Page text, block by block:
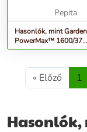
Pepita
Hasonlók, mint
PowerMax™ 1600/37
elektromos Fűnyíró
« Előző 1